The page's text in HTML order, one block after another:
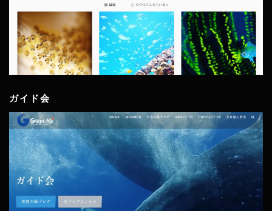
ガイド会